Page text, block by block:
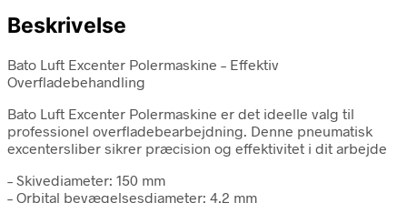
Beskrivelse
Bato Luft Excenter Polermaskine – Effektiv
Overfladebehandling
Bato Luft Excenter Polermaskine er det ideelle valg til
professionel overfladebearbejdning. Denne pneumatisk
excentersliber sikrer præcision og effektivitet i dit arbejde
– Skivediameter: 150 mm
– Orbital bevægelsesdiameter: 4,2 mm